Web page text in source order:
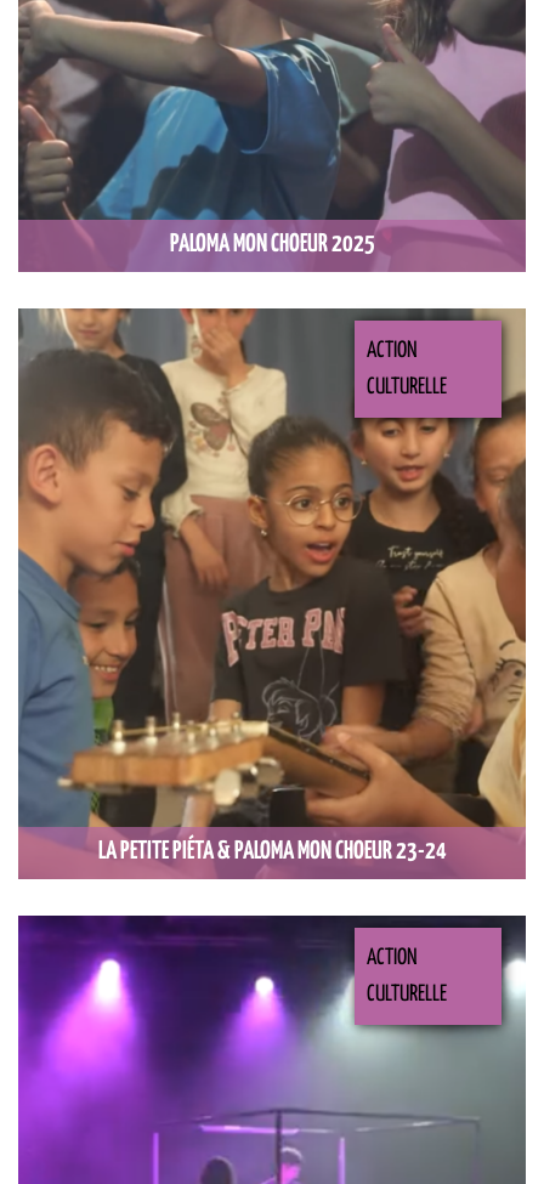
PALOMA MON CHOEUR 2025
LA PETITE PIÉTA & PALOMA MON CHOEUR 23-24
ACTION
CULTURELLE
ACTION
CULTURELLE